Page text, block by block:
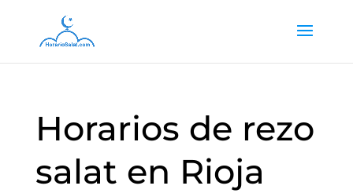
Horarios de rezo
salat en Rioja